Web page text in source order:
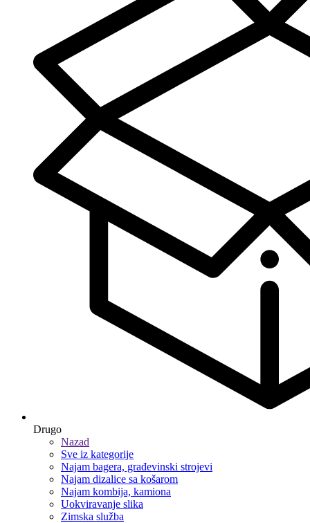
Drugo
Nazad
Sve iz kategorije
Najam bagera, građevinski strojevi
Najam dizalice sa košarom
Najam kombija, kamiona
Uokviravanje slika
Zimska služba